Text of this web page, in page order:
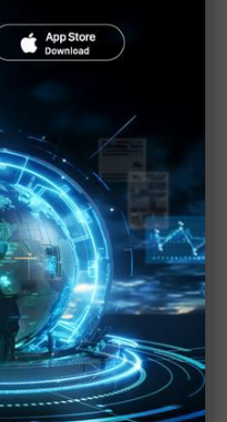
偵測新品
璃顯示器
吋3D電視
空中計程車亮相
結合時尚
偵測蚊子位置
華為CES略顯落寞